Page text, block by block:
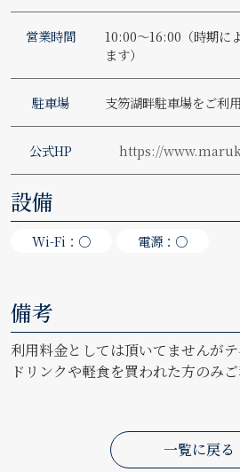
営業時間
10:00～16:00（時期に
ます）
駐車場 支笏湖畔駐車場をご利
公式HP https://
設備
Wi-Fi：○ 電源：○
備考
利用料金としては頂いてませんが
ドリンクや軽食を買われた方のみご
一覧に戻る